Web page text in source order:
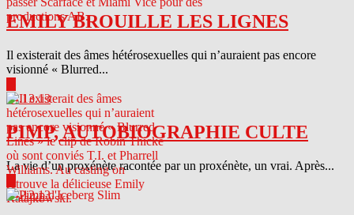
EMILY BROUILLE LES LIGNES
Il existerait des âmes hétérosexuelles qui n’auraient pas encore
visionné « Blurred...
04.13.13
PIMP, AUTOBIOGRAPHIE CULTE
La vie d’un proxénète racontée par un proxénète, un vrai. Après...
04.12.13